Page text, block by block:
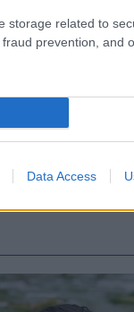
storage related to
prevention, and
Data Access